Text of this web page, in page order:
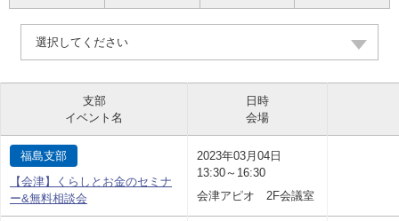
選択してください
支部
イベント名
日時
会場
福島支部
【会津】くらしとお金のセミナ
ー&無料相談会
2023年03月04日
13:30～16:30
会津アピオ 2F会議室